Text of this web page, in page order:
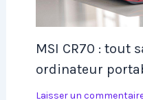
MSI CR70 : tout
ordinateur
Laisser un